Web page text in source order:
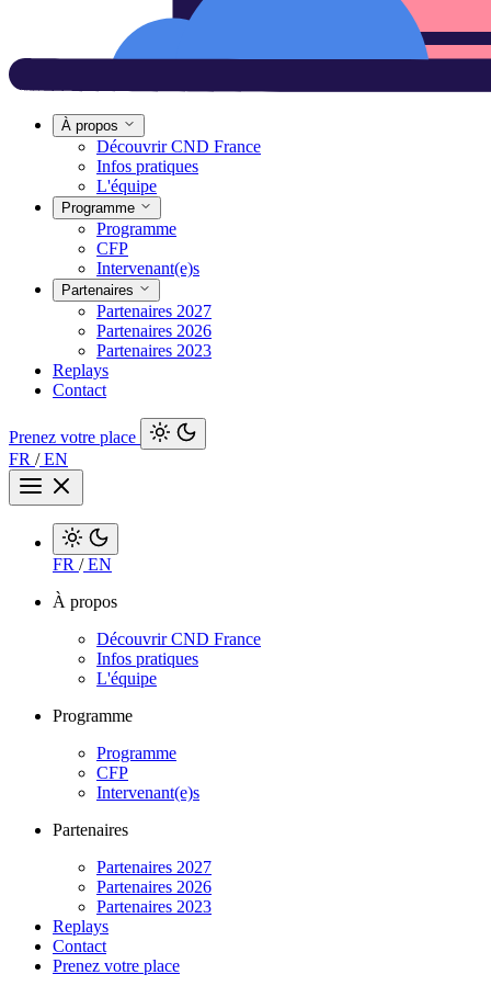
À propos
Découvrir CND France
Infos pratiques
L'équipe
Programme
Programme
CFP
Intervenant(e)s
Partenaires
Partenaires 2027
Partenaires 2026
Partenaires 2023
Replays
Contact
Prenez votre place
FR /EN
FR /EN
À propos
Découvrir CND France
Infos pratiques
L'équipe
Programme
Programme
CFP
Intervenant(e)s
Partenaires
Partenaires 2027
Partenaires 2026
Partenaires 2023
Replays
Contact
Prenez votre place